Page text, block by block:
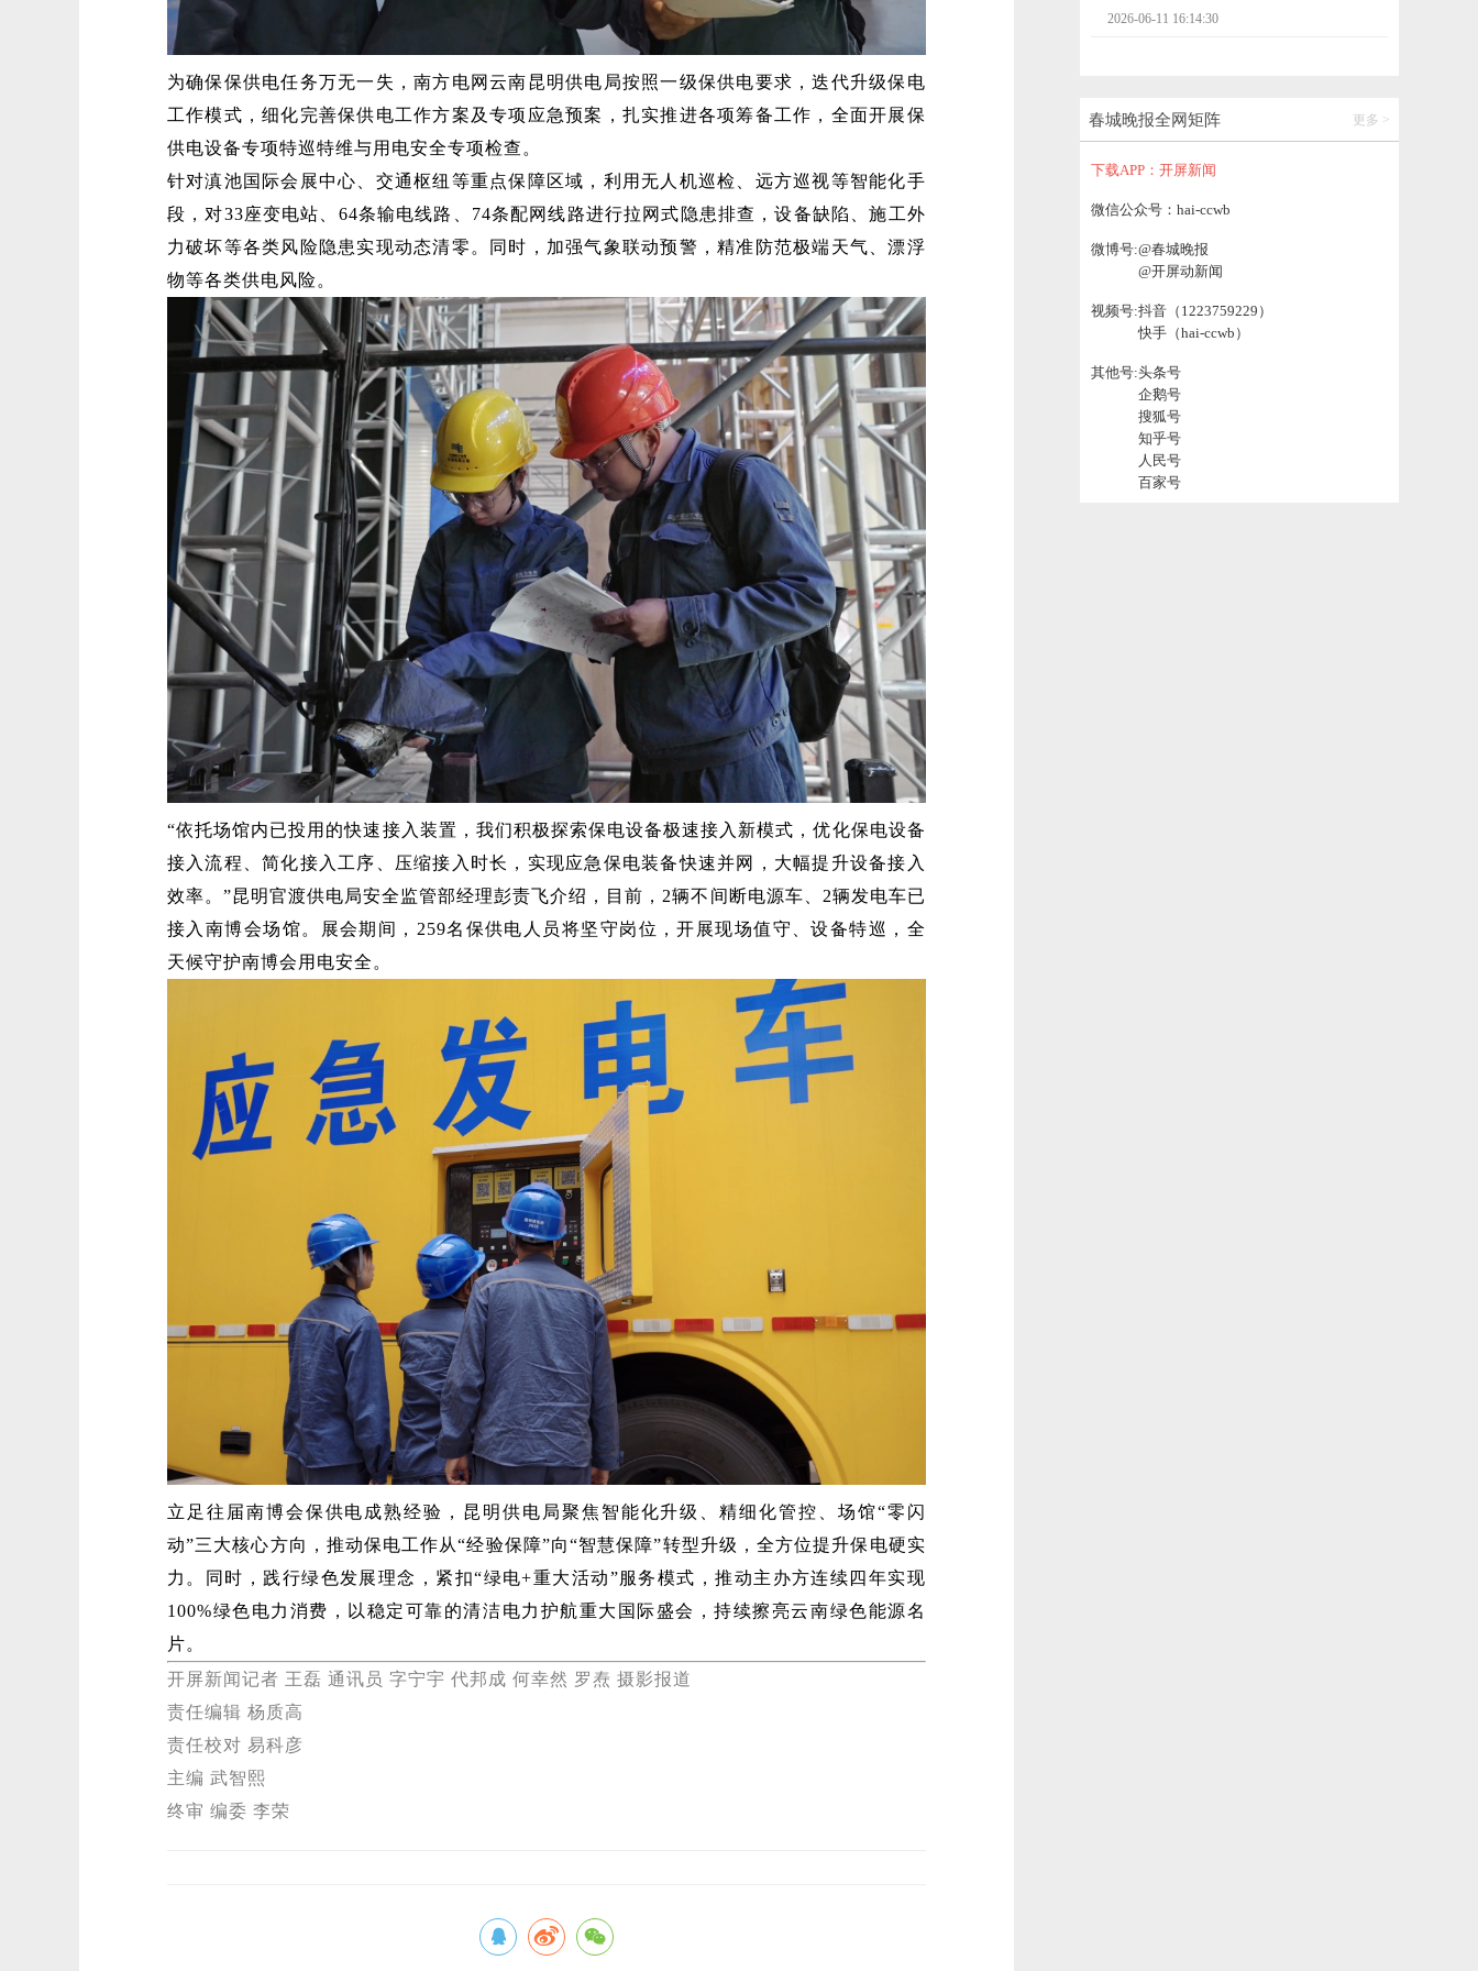
2026-06-11 15:58:34
一名组织他人偷越国（边）境犯罪嫌疑人引
渡回国
2026-06-11 16:44:43
天文学家探测到极早期宇宙类星体的“闪烁”
2026-06-11 16:44:50
空调滤芯首迎分级体系，途虎养车联合多单
位发布《乘用车空调养护空气质量评价》
2026-06-11 16:44:57
春城晚报全网矩阵 更多 >
下载APP：开屏新闻
微信公众号：hai-ccwb
微博号:@春城晚报
@开屏动新闻
视频号:抖音（1223759229）
快手（hai-ccwb）
其他号:头条号
企鹅号
搜狐号
知乎号
人民号
百家号
为确保保供电任务万无一失，南方电网云南昆明供电局按照一级保供电要求，迭代升级保电
工作模式，细化完善保供电工作方案及专项应急预案，扎实推进各项筹备工作，全面开展保
供电设备专项特巡特维与用电安全专项检查。
针对滇池国际会展中心、交通枢纽等重点保障区域，利用无人机巡检、远方巡视等智能化手
段，对33座变电站、64条输电线路、74条配网线路进行拉网式隐患排查，设备缺陷、施工外
力破坏等各类风险隐患实现动态清零。同时，加强气象联动预警，精准防范极端天气、漂浮
物等各类供电风险。
“依托场馆内已投用的快速接入装置，我们积极探索保电设备极速接入新模式，优化保电设备
接入流程、简化接入工序、压缩接入时长，实现应急保电装备快速并网，大幅提升设备接入
效率。”昆明官渡供电局安全监管部经理彭责飞介绍，目前，2辆不间断电源车、2辆发电车已
接入南博会场馆。展会期间，259名保供电人员将坚守岗位，开展现场值守、设备特巡，全
天候守护南博会用电安全。
立足往届南博会保供电成熟经验，昆明供电局聚焦智能化升级、精细化管控、场馆“零闪
动”三大核心方向，推动保电工作从“经验保障”向“智慧保障”转型升级，全方位提升保电硬实
力。同时，践行绿色发展理念，紧扣“绿电+重大活动”服务模式，推动主办方连续四年实现
100%绿色电力消费，以稳定可靠的清洁电力护航重大国际盛会，持续擦亮云南绿色能源名
片。
开屏新闻记者 王磊 通讯员 字宁宇 代邦成 何幸然 罗焘 摄影报道
责任编辑 杨质高
责任校对 易科彦
主编 武智熙
终审 编委 李荣